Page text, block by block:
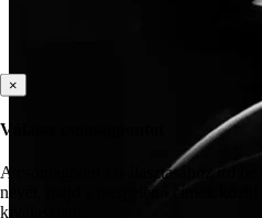
×
Válassz csomagpontot
A csomagpont kiválasztásához írd be
nevét, majd a megjelenő címek közül
kiválasztani.